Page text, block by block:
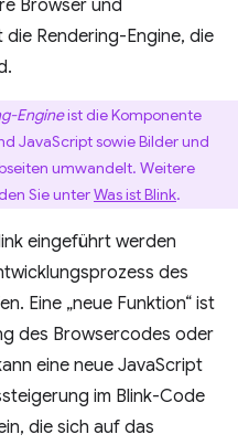
Browser und
die Rendering-Engine, die
Engineist die Komponente
JavaScript sowie Bilder und
umwandelt. Weitere
Sie unterWas ist Blink.
eingeführt werden
des
Eine „neue Funktion“ ist
des Browsercodes oder
eine neue JavaScript
im Blink-Code
die sich auf das